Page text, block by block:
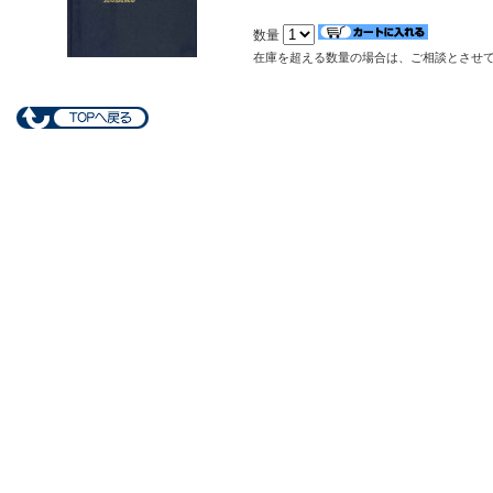
数量
在庫を超える数量の場合は、ご相談とさせ